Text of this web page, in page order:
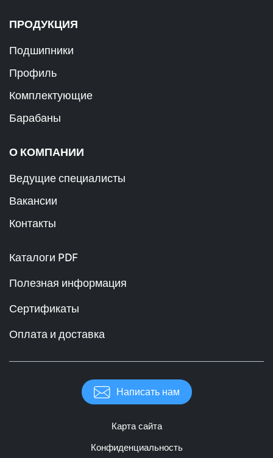
ПРОДУКЦИЯ
Подшипники
Профиль
Комплектующие
Барабаны
О КОМПАНИИ
Ведущие специалисты
Вакансии
Контакты
Каталоги PDF
Полезная информация
Сертификаты
Оплата и доставка
Написать нам
Карта сайта
Конфиденциальность